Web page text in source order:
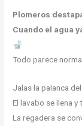
Plomeros
Cuando el agua
Todo parece
Jalas la palanca
El lavabo se llena y
La regadera se